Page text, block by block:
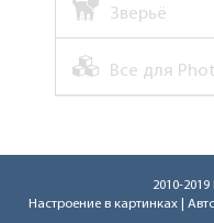
Зверьё
Все для
2010-
Настроение в картинках |